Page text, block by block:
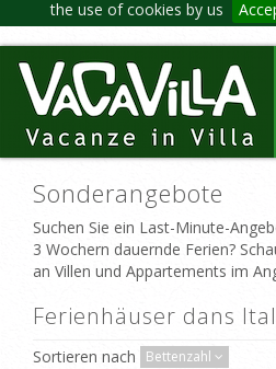
the use of cookies by us
Sonderangebote
Suchen Sie ein Last-Minute-
3 Wochern dauernde Ferien?
an Villen und Appartements im
Ferienhäuser dans
Sortieren nach Bettenzahl